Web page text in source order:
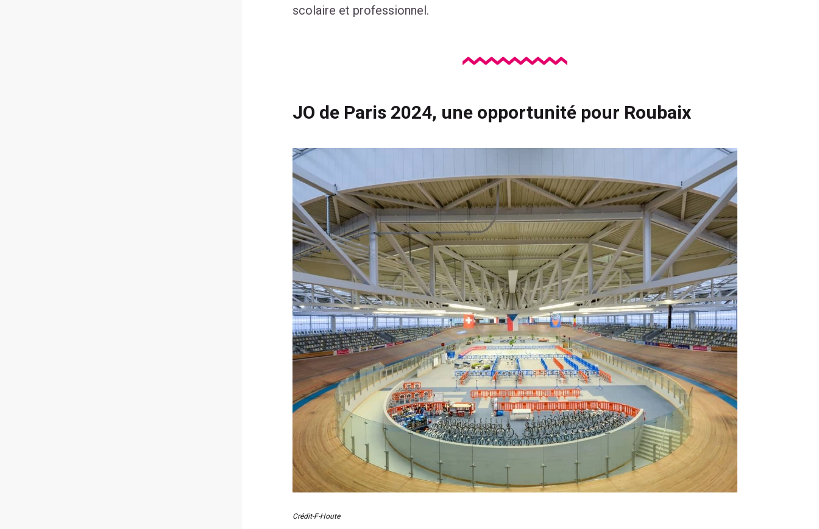
scolaire et professionnel.
JO de Paris 2024, une opportunité pour Roubaix
Crédit-F-Houte